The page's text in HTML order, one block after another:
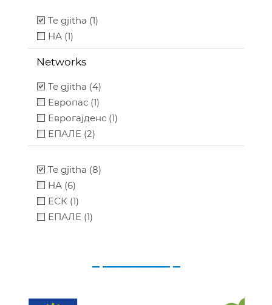
Te gjitha (1)
НА (1)
Networks
Te gjitha (4)
Европас (1)
Еврогајденс (1)
ЕПАЛЕ (2)
Te gjitha (8)
НА (6)
ЕСК (1)
ЕПАЛЕ (1)
_ __________ _